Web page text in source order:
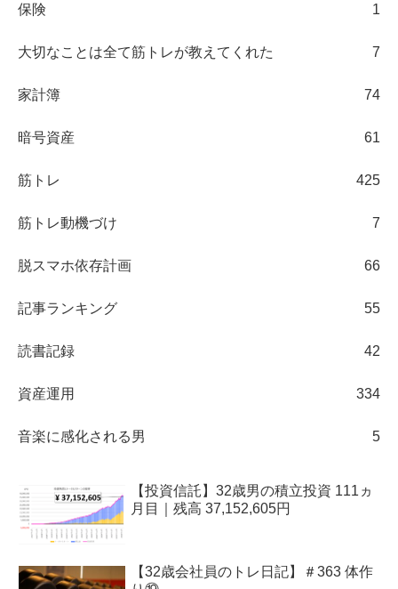
保険 1
大切なことは全て筋トレが教えてくれた 7
家計簿 74
暗号資産 61
筋トレ 425
筋トレ動機づけ 7
脱スマホ依存計画 66
記事ランキング 55
読書記録 42
資産運用 334
音楽に感化される男 5
【投資信託】32歳男の積立投資 111ヵ
月目｜残高 37,152,605円
【32歳会社員のトレ日記】＃363 体作